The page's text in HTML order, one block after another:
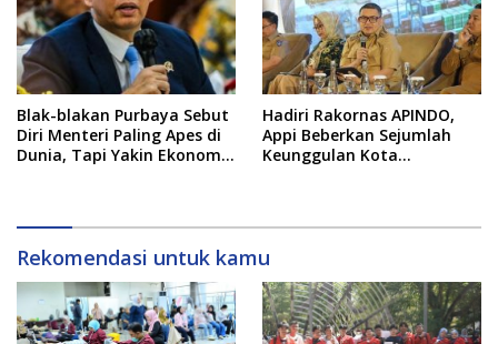
Blak-blakan Purbaya Sebut
Diri Menteri Paling Apes di
Dunia, Tapi Yakin Ekonomi
Hadiri Rakornas APINDO,
Appi Beberkan Sejumlah
Keunggulan Kota
Rekomendasi untuk kamu